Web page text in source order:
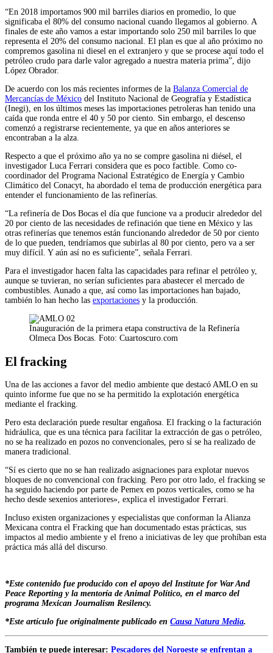
“En 2018 importamos 900 mil barriles diarios en promedio, lo que
significaba el 80% del consumo nacional cuando llegamos al gobierno. A
finales de este año vamos a estar importando solo 250 mil barriles lo que
representa el 20% del consumo nacional. El plan es que al año próximo no
compremos gasolina ni diesel en el extranjero y que se procese aquí todo el
petróleo crudo para darle valor agregado a nuestra materia prima”, dijo
López Obrador.
De acuerdo con los más recientes informes de la Balanza Comercial de
Mercancías de México del Instituto Nacional de Geografía y Estadística
(Inegi), en los últimos meses las importaciones petroleras han tenido una
caída que ronda entre el 40 y 50 por ciento. Sin embargo, el descenso
comenzó a registrarse recientemente, ya que en años anteriores se
encontraban a la alza.
Respecto a que el próximo año ya no se compre gasolina ni diésel, el
investigador Luca Ferrari considera que es poco factible. Como co-
coordinador del Programa Nacional Estratégico de Energía y Cambio
Climático del Conacyt, ha abordado el tema de producción energética para
entender el funcionamiento de las refinerías.
“La refinería de Dos Bocas el día que funcione va a producir alrededor del
20 por ciento de las necesidades de refinación que tiene en México y las
otras refinerías que tenemos están funcionando alrededor de 50 por ciento
de lo que pueden, tendríamos que subirlas al 80 por ciento, pero va a ser
muy difícil. Y aún así no es suficiente”, señala Ferrari.
Para el investigador hacen falta las capacidades para refinar el petróleo y,
aunque se tuvieran, no serían suficientes para abastecer el mercado de
combustibles. Aunado a que, así como las importaciones han bajado,
también lo han hecho las exportaciones y la producción.
Inauguración de la primera etapa constructiva de la Refinería
Olmeca Dos Bocas. Foto: Cuartoscuro.com
El fracking
Una de las acciones a favor del medio ambiente que destacó AMLO en su
quinto informe fue que no se ha permitido la explotación energética
mediante el fracking.
Pero esta declaración puede resultar engañosa. El fracking o la facturación
hidráulica, que es una técnica para facilitar la extracción de gas o petróleo,
no se ha realizado en pozos no convencionales, pero sí se ha realizado de
manera tradicional.
“Sí es cierto que no se han realizado asignaciones para explotar nuevos
bloques de no convencional con fracking. Pero por otro lado, el fracking se
ha seguido haciendo por parte de Pemex en pozos verticales, como se ha
hecho desde sexenios anteriores», explica el investigador Ferrari.
Incluso existen organizaciones y especialistas que conforman la Alianza
Mexicana contra el Fracking que han documentado estas prácticas, sus
impactos al medio ambiente y el freno a iniciativas de ley que prohíban esta
práctica más allá del discurso.
*Este contenido fue producido con el apoyo del Institute for War And
Peace Reporting y la mentoría de Animal Político, en el marco del
programa Mexican Journalism Resilency.
*Este artículo fue originalmente publicado en Causa Natura Media.
También te puede interesar: Pescadores del Noroeste se enfrentan a